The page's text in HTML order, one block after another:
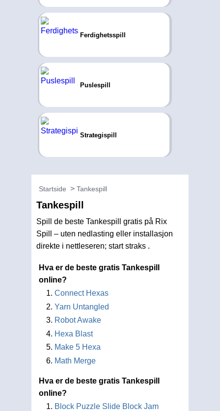
Ferdighetsspill
Puslespill
Strategispill
Startside Tankespill
Tankespill
Spill de beste Tankespill gratis på Rix
Spill – uten nedlasting eller installasjon
direkte i nettleseren; start straks .
Hva er de beste gratis Tankespill
online?
Connect Hexas
Yarn Untangled
Robot Awake
Hexa Blast
Make 5 Hexa
Math Merge
Hva er de beste gratis Tankespill
online?
Block Puzzle Slide Block Jam